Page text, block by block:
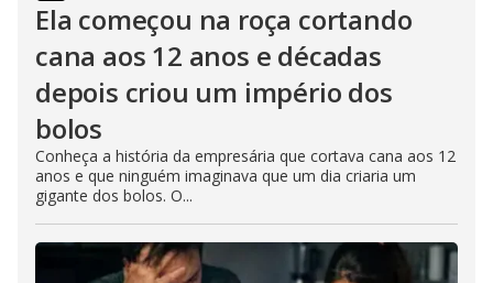
Ela começou na roça cortando
cana aos 12 anos e décadas
depois criou um império dos
bolos
Conheça a história da empresária que cortava cana aos 12
anos e que ninguém imaginava que um dia criaria um
gigante dos bolos. O...